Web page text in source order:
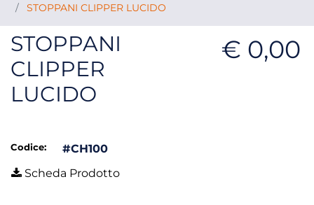
STOPPANI CLIPPER LUCIDO
STOPPANI
CLIPPER
LUCIDO
€ 0,00
Codice:
#CH100
Scheda Prodotto